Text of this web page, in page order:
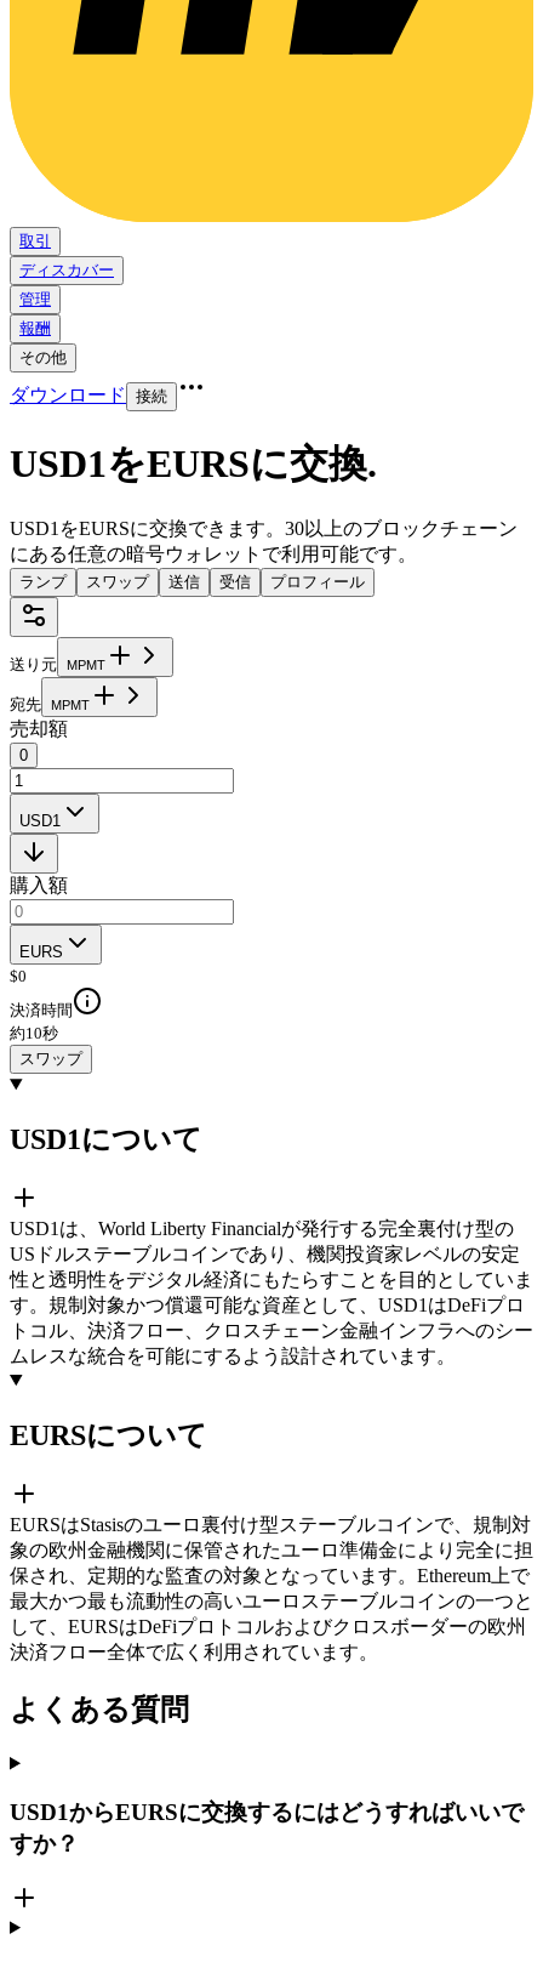
取引
ディスカバー
管理
報酬
その他
ダウンロード 接続
USD1をEURSに交換.
USD1をEURSに交換できます。30以上のブロックチェーン
にある任意の暗号ウォレットで利用可能です。
ランプ スワップ 送信 受信 プロフィール
送り元 MPMT
宛先 MPMT
売却額
0
USD1
購入額
EURS
$0
決済時間
約10秒
スワップ
USD1について
USD1は、World Liberty Financialが発行する完全裏付け型の
USドルステーブルコインであり、機関投資家レベルの安定
性と透明性をデジタル経済にもたらすことを目的としていま
す。規制対象かつ償還可能な資産として、USD1はDeFiプロ
トコル、決済フロー、クロスチェーン金融インフラへのシー
ムレスな統合を可能にするよう設計されています。
EURSについて
EURSはStasisのユーロ裏付け型ステーブルコインで、規制対
象の欧州金融機関に保管されたユーロ準備金により完全に担
保され、定期的な監査の対象となっています。Ethereum上で
最大かつ最も流動性の高いユーロステーブルコインの一つと
して、EURSはDeFiプロトコルおよびクロスボーダーの欧州
決済フロー全体で広く利用されています。
よくある質問
USD1からEURSに交換するにはどうすればいいで
すか？